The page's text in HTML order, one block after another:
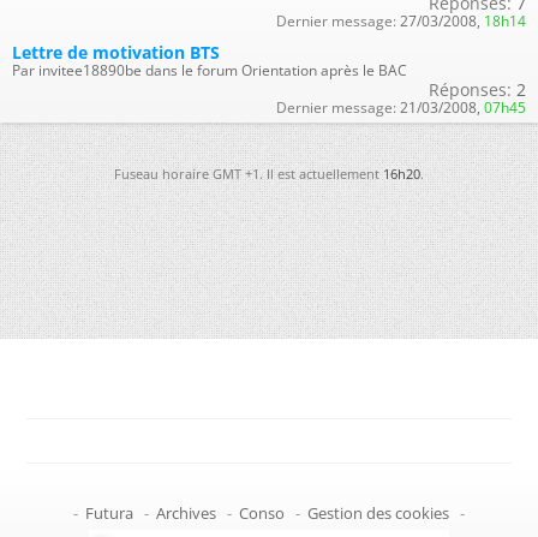
Dernier message: 27/03/2008, 18h14
Lettre de motivation BTS
Par invitee18890be dans le forum Orientation après le BAC
Réponses: 2
Dernier message: 21/03/2008, 07h45
Fuseau horaire GMT +1. Il est actuellement16h20.
- Futura - Archives - Conso - Gestion des cookies -